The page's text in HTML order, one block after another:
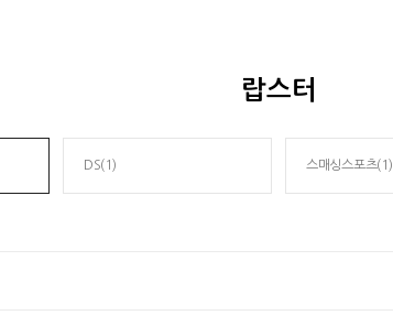
랍스터
DS(1) 스매싱스포츠(1)